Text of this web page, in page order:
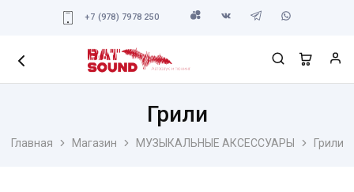
+7 (978) 7978 250
Главная Магазин МУЗЫКАЛЬНЫЕ АКСЕССУАРЫ Грили
Грили